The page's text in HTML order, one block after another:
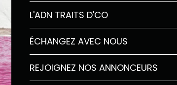
L'ADN TRAITS D'CO
ÉCHANGEZ AVEC NOUS
REJOIGNEZ NOS ANNONCEURS